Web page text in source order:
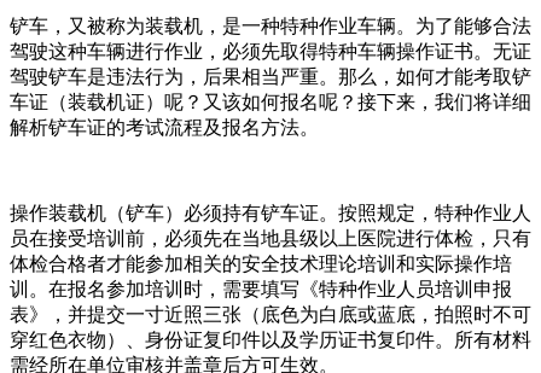
铲车，又被称为装载机，是一种特种作业车辆。为了能够合法
驾驶这种车辆进行作业，必须先取得特种车辆操作证书。无证
驾驶铲车是违法行为，后果相当严重。那么，如何才能考取铲
车证（装载机证）呢？又该如何报名呢？接下来，我们将详细
解析铲车证的考试流程及报名方法。
操作装载机（铲车）必须持有铲车证。按照规定，特种作业人
员在接受培训前，必须先在当地县级以上医院进行体检，只有
体检合格者才能参加相关的安全技术理论培训和实际操作培
训。在报名参加培训时，需要填写《特种作业人员培训申报
表》，并提交一寸近照三张（底色为白底或蓝底，拍照时不可
穿红色衣物）、身份证复印件以及学历证书复印件。所有材料
需经所在单位审核并盖章后方可生效。